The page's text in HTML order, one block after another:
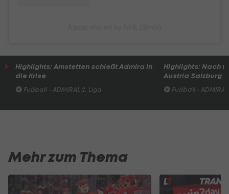
Highlights: Amstetten schießt Admira in
die Krise
Fußball - ADMIRAL 2. Liga
Highlights: Nach
Austria Salzburg
Fußball -
Mehr zum Thema